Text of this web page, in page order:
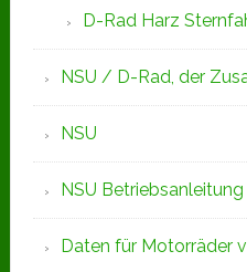
D-Rad Harz
NSU / D-Rad, der
NSU
NSU
Daten für Motorräder